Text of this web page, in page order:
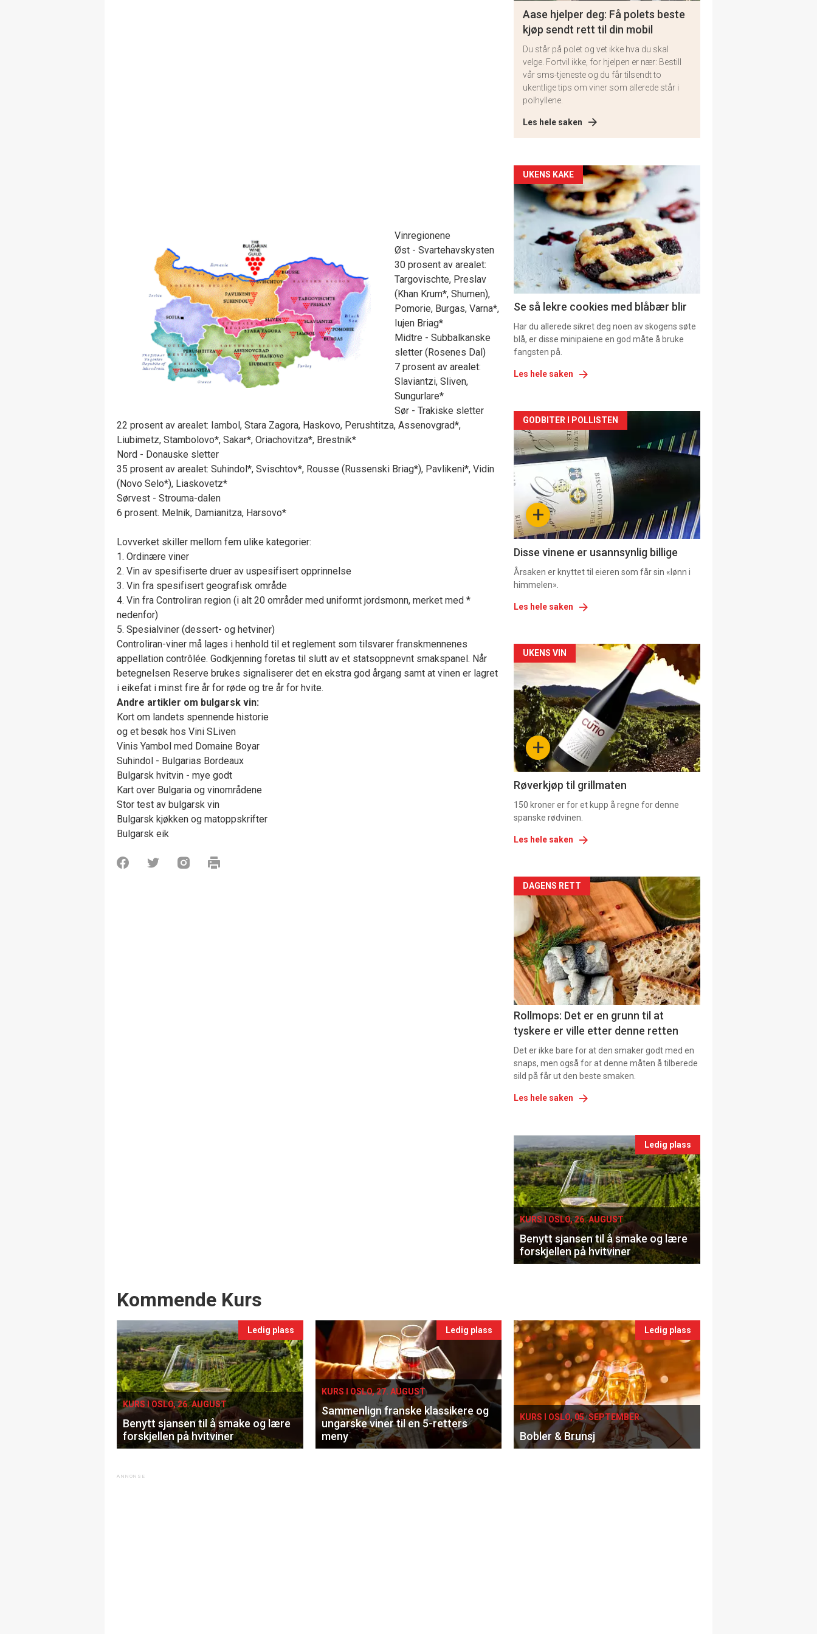
Vinregionene
Øst - Svartehavskysten
30 prosent av arealet:
Targovischte, Preslav
(Khan Krum*, Shumen),
Pomorie, Burgas, Varna*,
Iujen Briag*
Midtre - Subbalkanske
sletter (Rosenes Dal)
7 prosent av arealet:
Slaviantzi, Sliven,
Sungurlare*
Sør - Trakiske sletter
22 prosent av arealet: Iambol, Stara Zagora, Haskovo, Perushtitza, Assenovgrad*,
Liubimetz, Stambolovo*, Sakar*, Oriachovitza*, Brestnik*
Nord - Donauske sletter
35 prosent av arealet: Suhindol*, Svischtov*, Rousse (Russenski Briag*), Pavlikeni*, Vidin
(Novo Selo*), Liaskovetz*
Sørvest - Strouma-dalen
6 prosent. Melnik, Damianitza, Harsovo*
Lovverket skiller mellom fem ulike kategorier:
1. Ordinære viner
2. Vin av spesifiserte druer av uspesifisert opprinnelse
3. Vin fra spesifisert geografisk område
4. Vin fra Controliran region (i alt 20 områder med uniformt jordsmonn, merket med *
nedenfor)
5. Spesialviner (dessert- og hetviner)
Controliran-viner må lages i henhold til et reglement som tilsvarer franskmennenes
appellation contrôlée. Godkjenning foretas til slutt av et statsoppnevnt smakspanel. Når
betegnelsen Reserve brukes signaliserer det en ekstra god årgang samt at vinen er lagret
i eikefat i minst fire år for røde og tre år for hvite.
Andre artikler om bulgarsk vin:
Kort om landets spennende historie
og et besøk hos Vini SLiven
Vinis Yambol med Domaine Boyar
Suhindol - Bulgarias Bordeaux
Bulgarsk hvitvin - mye godt
Kart over Bulgaria og vinområdene
Stor test av bulgarsk vin
Bulgarsk kjøkken og matoppskrifter
Bulgarsk eik
Aase hjelper deg: Få polets beste
kjøp sendt rett til din mobil
Du står på polet og vet ikke hva du skal
velge. Fortvil ikke, for hjelpen er nær: Bestill
vår sms-tjeneste og du får tilsendt to
ukentlige tips om viner som allerede står i
polhyllene.
Les hele saken
Artikler
detail
-
section
11
UKENS KAKE
Se så lekre cookies med blåbær blir
Har du allerede sikret deg noen av skogens søte
blå, er disse minipaiene en god måte å bruke
fangsten på.
Les hele saken
Artikler
detail
-
section
11
Dagens
rett
+
GODBITER I POLLISTEN
Disse vinene er usannsynlig billige
Årsaken er knyttet til eieren som får sin «lønn i
himmelen».
Les hele saken
Artikler
detail
-
section
11
Dagens
rett
2
+
UKENS VIN
Røverkjøp til grillmaten
150 kroner er for et kupp å regne for denne
spanske rødvinen.
Les hele saken
Artikler
detail
-
section
11
Ukens
vin
DAGENS RETT
Rollmops: Det er en grunn til at
tyskere er ville etter denne retten
Det er ikke bare for at den smaker godt med en
snaps, men også for at denne måten å tilberede
sild på får ut den beste smaken.
Les hele saken
Events
single
Ledig plass
KURS I OSLO, 26. AUGUST
Benytt sjansen til å smake og lære
forskjellen på hvitviner
Events
Kommende Kurs
Ledig plass
KURS I OSLO, 26. AUGUST
Benytt sjansen til å smake og lære
forskjellen på hvitviner
Ledig plass
KURS I OSLO, 27. AUGUST
Sammenlign franske klassikere og
ungarske viner til en 5-retters
meny
Ledig plass
KURS I OSLO, 05. SEPTEMBER
Bobler & Brunsj